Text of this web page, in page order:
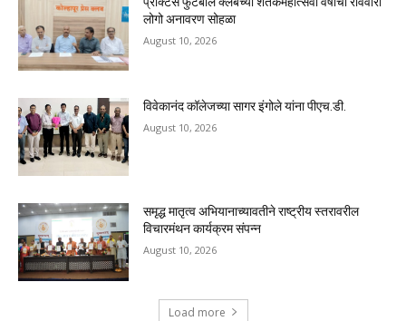
लोगो अनावरण सोहळा
August 10, 2026
विवेकानंद कॉलेजच्या सागर इंगोले यांना पीएच.डी.
August 10, 2026
समृद्ध मातृत्व अभियानाच्यावतीने राष्ट्रीय स्तरावरील
विचारमंथन कार्यक्रम संपन्न
August 10, 2026
Load more